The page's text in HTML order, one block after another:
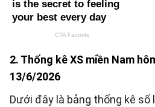
2. Thống kê XS miền Nam
13/6/2026
Dưới đây là bảng thống kê số